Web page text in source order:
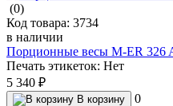
(0)
Код товара: 3734
в наличии
Порционные весы M-ER 326
Печать этикеток: Нет
5 340 ₽
В корзину 0